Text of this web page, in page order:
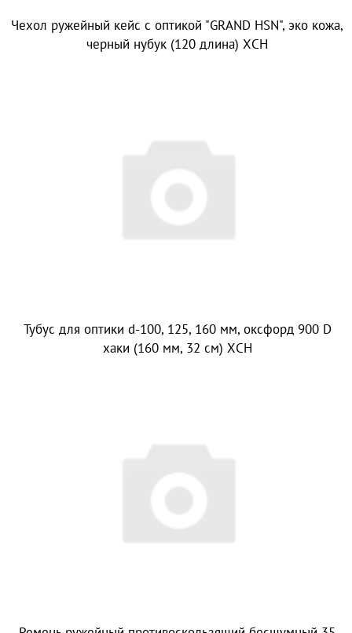
Чехол ружейный кейс с оптикой "GRAND HSN", эко кожа,
черный нубук (120 длина) ХСН
Тубус для оптики d-100, 125, 160 мм, оксфорд 900 D
хаки (160 мм, 32 см) ХСН